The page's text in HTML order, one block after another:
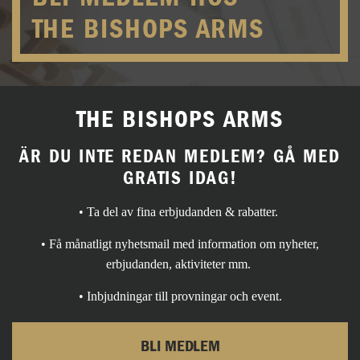
THE BISHOPS ARMS
THE BISHOPS ARMS
ÄR DU INTE REDAN MEDLEM? GÅ MED
GRATIS IDAG!
• Ta del av fina erbjudanden & rabatter.
• Få månatligt nyhetsmail med information om nyheter,
erbjudanden, aktiviteter mm.
• Inbjudningar till provningar och event.
BLI MEDLEM